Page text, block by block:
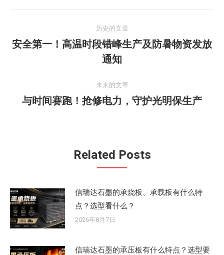
章
历史的文章
历
史
文
章：
安全第一！高温时段错峰生产及防暑物资发放
通知
未来的文章
未
章：
与时间赛跑！抢修电力，守护光明保生产
Related Posts
信瑞达石墨的承烧板、承载板有什么特
点？选型看什么？
2026年8月7日
信瑞达石墨的承压板有什么特点？选型要